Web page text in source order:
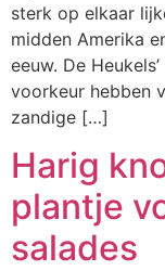
sterk op elkaar
midden Amerika
eeuw. De
voorkeur hebben
zandige […]
Harig
plantje
salades